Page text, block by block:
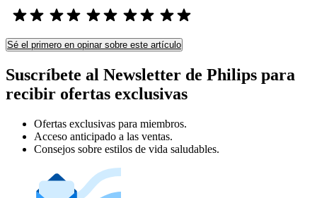
Sé el primero en opinar sobre este artículo
Suscríbete al Newsletter de Philips para
recibir ofertas exclusivas
Ofertas exclusivas para miembros.
Acceso anticipado a las ventas.
Consejos sobre estilos de vida saludables.